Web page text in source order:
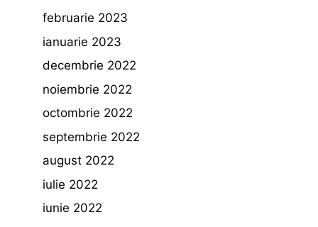
februarie 2023
ianuarie 2023
decembrie 2022
noiembrie 2022
octombrie 2022
septembrie 2022
august 2022
iulie 2022
iunie 2022